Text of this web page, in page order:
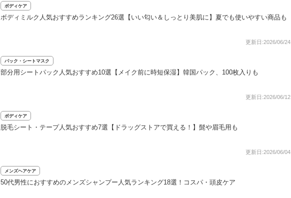
ボディケア
ボディミルク人気おすすめランキング26選【いい匂い＆しっとり美肌に】夏でも使いやすい商品も
更新日:2026/06/24
パック・シートマスク
部分用シートパック人気おすすめ10選【メイク前に時短保湿】韓国パック、100枚入りも
更新日:2026/06/12
ボディケア
脱毛シート・テープ人気おすすめ7選【ドラッグストアで買える！】髭や眉毛用も
更新日:2026/06/04
メンズヘアケア
50代男性におすすめのメンズシャンプー人気ランキング18選！コスパ・頭皮ケア